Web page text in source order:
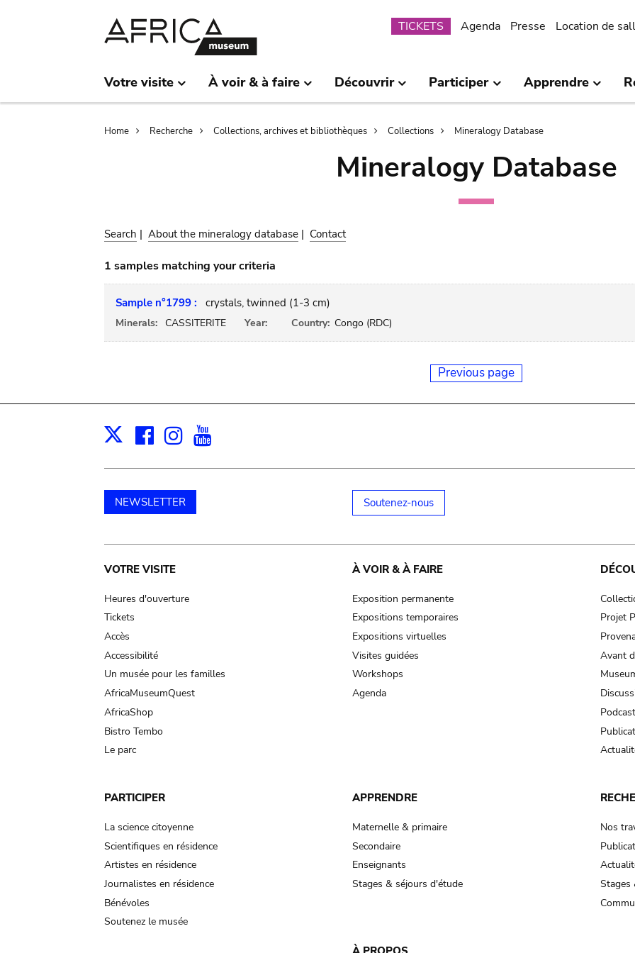
Submenu
TICKETS Agenda Presse Location de
Votre visite À voir & à faire Découvrir Participer Apprendre
Breadcrumb
Home Recherche Collections, archives et bibliothèques Collections Mineralogy Database
Mineralogy Database
Search | About the mineralogy database | Contact
1 samples matching your criteria
Sample n°1799 : crystals, twinned (1-3 cm)
Minerals: CASSITERITE Year: Country: Congo (RDC)
Previous page
X Facebook
Instagram
NEWSLETTER Soutenez-nous
Main
navigation
VOTRE VISITE
Heures d'ouverture
Tickets
Accès
Accessibilité
Un musée pour les familles
AfricaMuseumQuest
AfricaShop
Bistro Tembo
Le parc
À VOIR & À FAIRE
Exposition permanente
Expositions temporaires
Expositions virtuelles
Visites guidées
Workshops
Agenda
Projet
Avant
PARTICIPER
La science citoyenne
Scientifiques en résidence
Artistes en résidence
Journalistes en résidence
Bénévoles
Soutenez le musée
APPRENDRE
Maternelle & primaire
Secondaire
Enseignants
Stages & séjours d'étude
Nos
Stages